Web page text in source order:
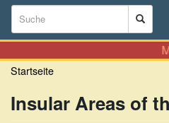
Suchformular
Suche
Startseite
Insular Areas of